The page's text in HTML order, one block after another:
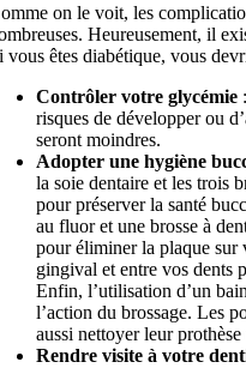
on le voit, les
Heureusement, il
vous êtes diabétique, vous
Contrôler votre glycémie
risques de développer ou
seront moindres.
Adopter une hygiène
la soie dentaire et les trois
pour préserver la santé
au fluor et une brosse à
pour éliminer la plaque sur
gingival et entre vos dents
Enfin, l’utilisation d’un
l’action du brossage. Les
aussi nettoyer leur
Rendre visite à votre